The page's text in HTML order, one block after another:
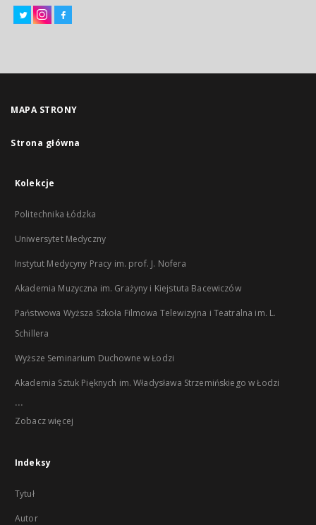
MAPA STRONY
Strona główna
Kolekcje
Politechnika Łódzka
Uniwersytet Medyczny
Instytut Medycyny Pracy im. prof. J. Nofera
Akademia Muzyczna im. Grażyny i Kiejstuta Bacewiczów
Państwowa Wyższa Szkoła Filmowa Telewizyjna i Teatralna im. L.
Schillera
Wyższe Seminarium Duchowne w Łodzi
Akademia Sztuk Pięknych im. Władysława Strzemińskiego w Łodzi
...
Zobacz więcej
Indeksy
Tytuł
Autor